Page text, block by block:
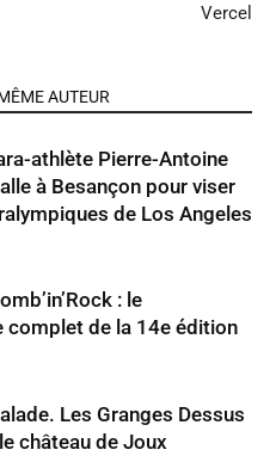
Vercel
AUTEUR
athlète Pierre-Antoine
à Besançon pour viser
de Los Angeles
: le
complet de la 14e édition
Les Granges Dessus
château de Joux